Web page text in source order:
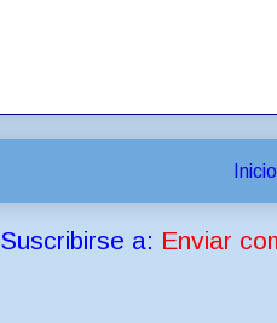
Inicio
Suscribirse a: Enviar